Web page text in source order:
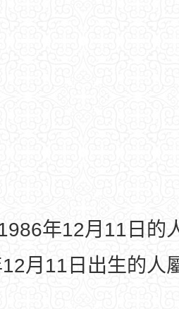
年12月11日的
月11日出生的人